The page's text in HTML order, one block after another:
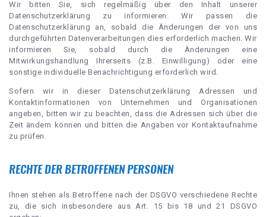
Wir bitten Sie, sich regelmäßig über den Inhalt unserer
Datenschutzerklärung zu informieren. Wir passen die
Datenschutzerklärung an, sobald die Änderungen der von uns
durchgeführten Datenverarbeitungen dies erforderlich machen. Wir
informieren Sie, sobald durch die Änderungen eine
Mitwirkungshandlung Ihrerseits (z.B. Einwilligung) oder eine
sonstige individuelle Benachrichtigung erforderlich wird.
Sofern wir in dieser Datenschutzerklärung Adressen und
Kontaktinformationen von Unternehmen und Organisationen
angeben, bitten wir zu beachten, dass die Adressen sich über die
Zeit ändern können und bitten die Angaben vor Kontaktaufnahme
zu prüfen.
RECHTE DER BETROFFENEN PERSONEN
Ihnen stehen als Betroffene nach der DSGVO verschiedene Rechte
zu, die sich insbesondere aus Art. 15 bis 18 und 21 DSGVO